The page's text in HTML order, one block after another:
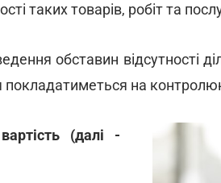
таких товарів, робіт та
обставин відсутності
покладатиметься на
(далі -